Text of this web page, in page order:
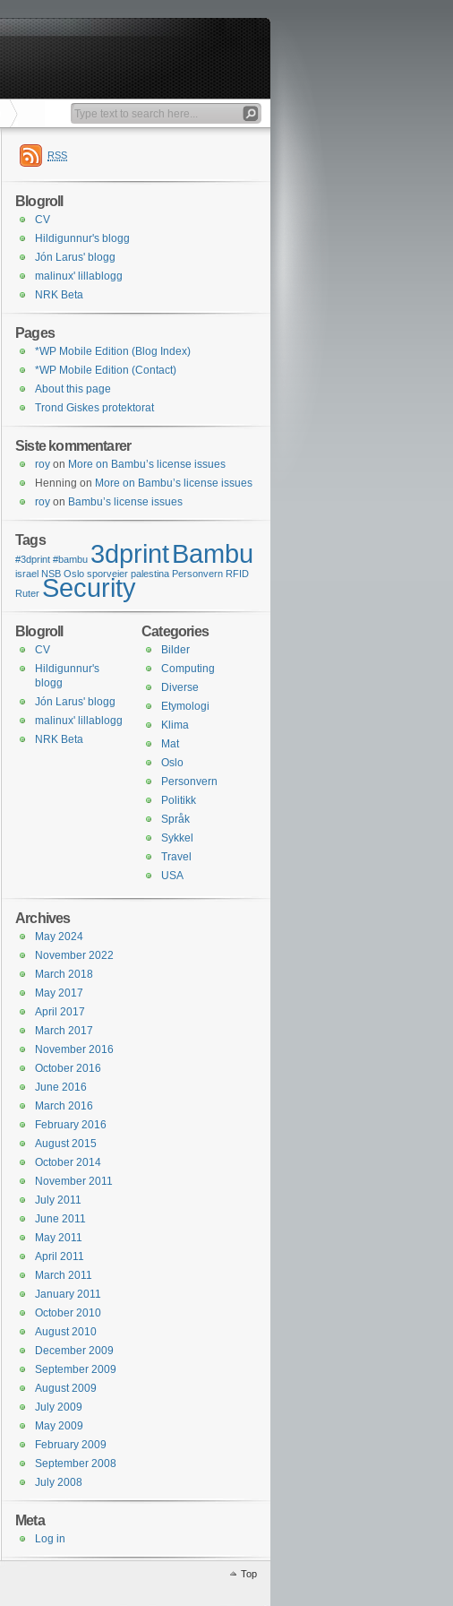
RSS
Blogroll
CV
Hildigunnur's blogg
Jón Larus' blogg
malinux' lillablogg
NRK Beta
Pages
*WP Mobile Edition (Blog Index)
*WP Mobile Edition (Contact)
About this page
Trond Giskes protektorat
Siste kommentarer
roy on More on Bambu’s license issues
Henning on More on Bambu’s license issues
roy on Bambu’s license issues
Tags
#3dprint #bambu 3dprintBambu
israel NSB Oslo sporveier palestina Personvern RFID
Ruter Security
Categories
Bilder
Computing
Diverse
Etymologi
Klima
Mat
Oslo
Personvern
Politikk
Språk
Sykkel
Travel
USA
Blogroll
CV
Hildigunnur's
blogg
Jón Larus' blogg
malinux' lillablogg
NRK Beta
Archives
May 2024
November 2022
March 2018
May 2017
April 2017
March 2017
November 2016
October 2016
June 2016
March 2016
February 2016
August 2015
October 2014
November 2011
July 2011
June 2011
May 2011
April 2011
March 2011
January 2011
October 2010
August 2010
December 2009
September 2009
August 2009
July 2009
May 2009
February 2009
September 2008
July 2008
Meta
Log in
Top